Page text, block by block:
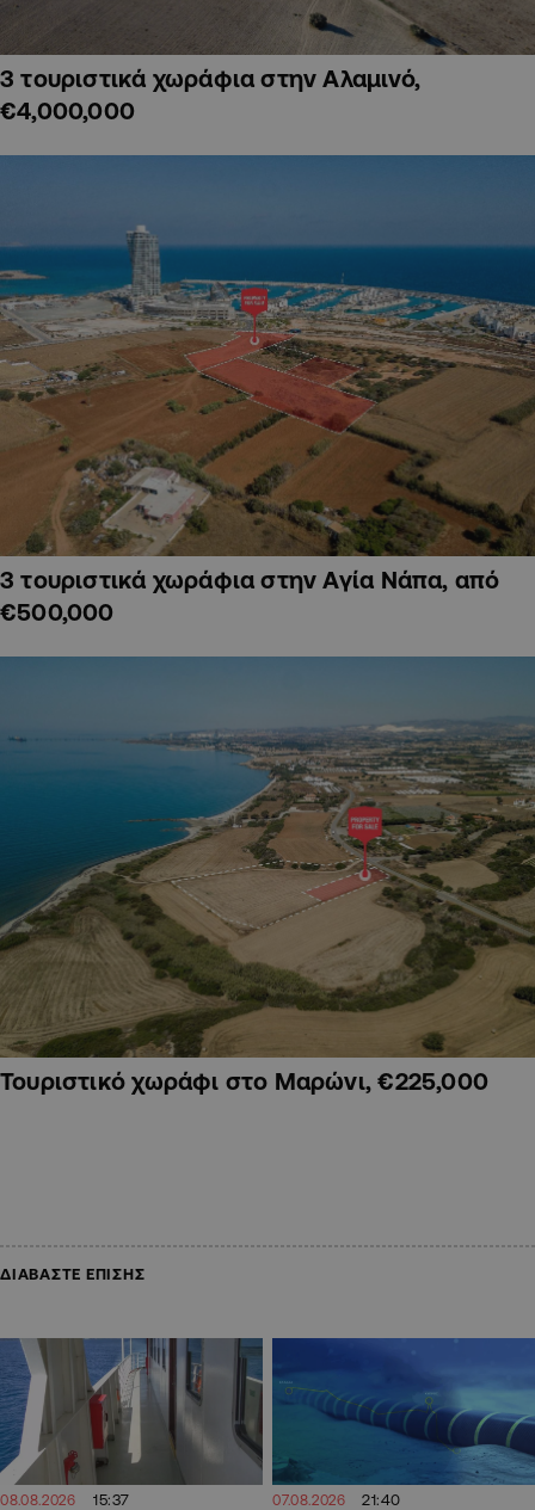
3 τουριστικά χωράφια στην Αλαμινό,
€4,000,000
3 τουριστικά χωράφια στην Αγία Νάπα, από
€500,000
Τουριστικό χωράφι στο Μαρώνι, €225,000
ΔΙΑΒΑΣΤΕ ΕΠΙΣΗΣ
08.08.2026 15:37 07.08.2026 21:40